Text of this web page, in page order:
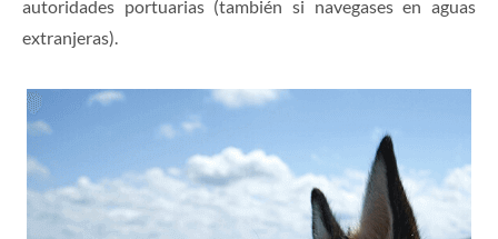
autoridades portuarias (también si navegases en aguas
extranjeras).